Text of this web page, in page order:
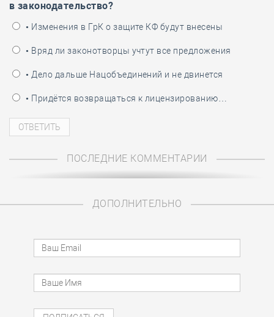
в законодательство?
• Изменения в ГрК о защите КФ будут внесены
• Вряд ли законотворцы учтут все предложения
• Дело дальше Нацобъединений и не двинется
• Придётся возвращаться к лицензированию…
ПОСЛЕДНИЕ КОММЕНТАРИИ
ДОПОЛНИТЕЛЬНО